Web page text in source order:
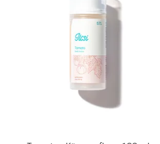
entfernen